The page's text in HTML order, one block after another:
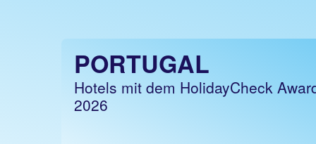
PORTUGAL
Hotels mit dem HolidayCheck
2026